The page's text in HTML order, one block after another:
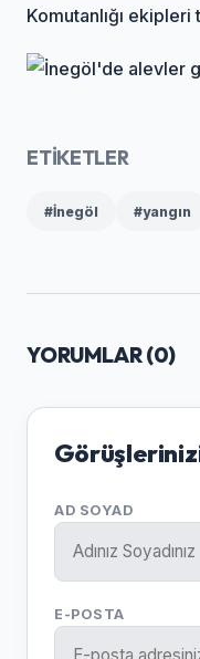
Komutanlığı ekipleri
ETİKETLER
#İnegöl #yangın
YORUMLAR (0)
AD SOYAD
E-POSTA